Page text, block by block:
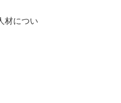
材につい